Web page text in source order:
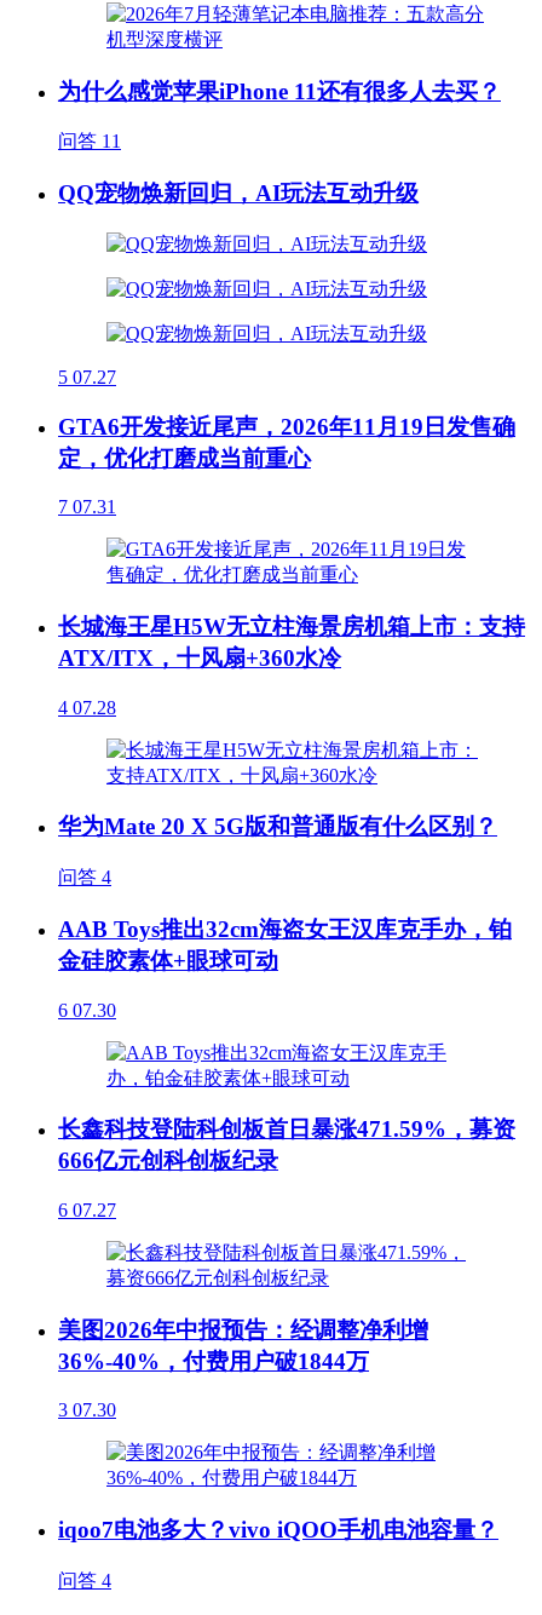
为什么感觉苹果iPhone 11还有很多人去买？
问答 11
QQ宠物焕新回归，AI玩法互动升级
5 07.27
GTA6开发接近尾声，2026年11月19日发售确
定，优化打磨成当前重心
7 07.31
长城海王星H5W无立柱海景房机箱上市：支持
ATX/ITX，十风扇+360水冷
4 07.28
华为Mate 20 X 5G版和普通版有什么区别？
问答 4
AAB Toys推出32cm海盗女王汉库克手办，铂
金硅胶素体+眼球可动
6 07.30
长鑫科技登陆科创板首日暴涨471.59%，募资
666亿元创科创板纪录
6 07.27
美图2026年中报预告：经调整净利增
36%-40%，付费用户破1844万
3 07.30
iqoo7电池多大？vivo iQOO手机电池容量？
问答 4